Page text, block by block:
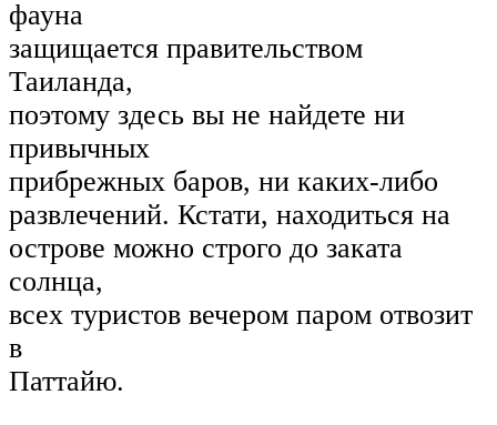
фауна
защищается правительством
Таиланда,
поэтому здесь вы не найдете ни
привычных
прибрежных баров, ни каких-либо
развлечений. Кстати, находиться на
острове можно строго до заката
солнца,
всех туристов вечером паром отвозит
в
Паттайю.